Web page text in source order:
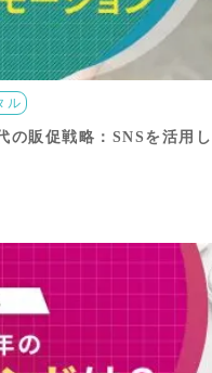
ル
の販促戦略：SNSを活用